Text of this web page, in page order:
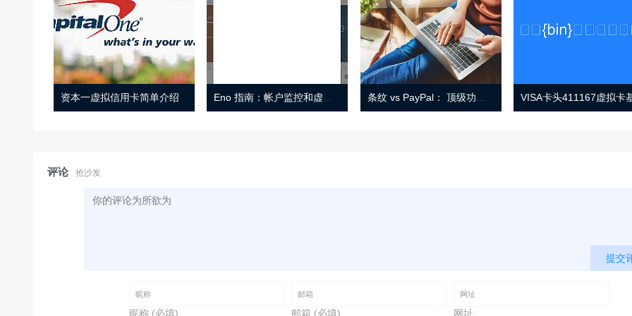
资本一虚拟信用卡简单介绍
评论 抢沙发
提交
昵称 (必填) 邮箱 (必填) 网址